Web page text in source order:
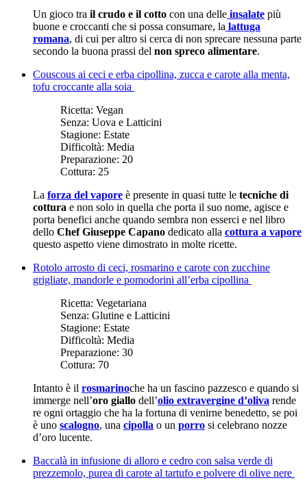
Un gioco tra il crudo e il cotto con una delle insalate più
buone e croccanti che si possa consumare, la lattuga
romana, di cui per altro si cerca di non sprecare nessuna parte
secondo la buona prassi del non spreco alimentare.
Couscous ai ceci e erba cipollina, zucca e carote alla menta,
tofu croccante alla soia
Ricetta: Vegan
Senza: Uova e Latticini
Stagione: Estate
Difficoltà: Media
Preparazione: 20
Cottura: 25
La forza del vapore è presente in quasi tutte le tecniche di
cottura e non solo in quella che porta il suo nome, agisce e
porta benefici anche quando sembra non esserci e nel libro
dello Chef Giuseppe Capano dedicato alla cottura a vapore
questo aspetto viene dimostrato in molte ricette.
Rotolo arrosto di ceci, rosmarino e carote con zucchine
grigliate, mandorle e pomodorini all’erba cipollina
Ricetta: Vegetariana
Senza: Glutine e Latticini
Stagione: Estate
Difficoltà: Media
Preparazione: 30
Cottura: 70
Intanto è il rosmarinoche ha un fascino pazzesco e quando si
immerge nell’oro giallo dell’olio extravergine d’oliva rende
re ogni ortaggio che ha la fortuna di venirne benedetto, se poi
è uno scalogno, una cipolla o un porro si celebrano nozze
d’oro lucente.
Baccalà in infusione di alloro e cedro con salsa verde di
prezzemolo, purea di carote al tartufo e polvere di olive nere